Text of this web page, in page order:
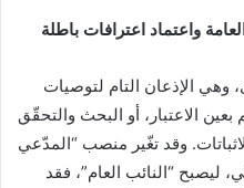
واعتماد اعترافات باطلة
وهي الإذعان التام لتوصيات
الاعتبار، أو البحث والتحقّق
وقد تغّير منصب “المدّعي
أمر ملكي، ليصبح “النائب العام”، فقد